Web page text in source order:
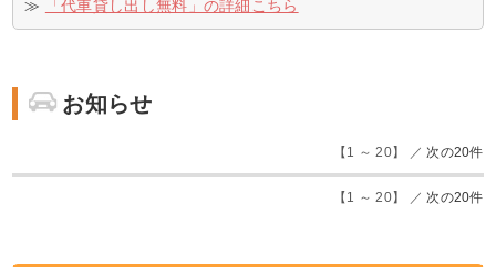
≫
「代車貸し出し無料」の詳細こちら
お知らせ
【1 ～ 20】 ／ 次の20件
【1 ～ 20】 ／ 次の20件